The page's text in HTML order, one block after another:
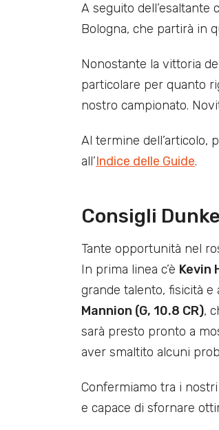
A seguito
Bologna, che partirà in
Nonostante la vittoria
particolare per quanto
nostro campionato.
Al termine dell’articolo,
all’Indice delle Guide.
Consigli
Tante opportunità nel
In prima linea c’è Kevin
grande talento, fisicità e
Mannion (G, 10.8 CR),
sarà presto pronto a
aver smaltito alcuni
Confermiamo tra i
e capace di sfornare